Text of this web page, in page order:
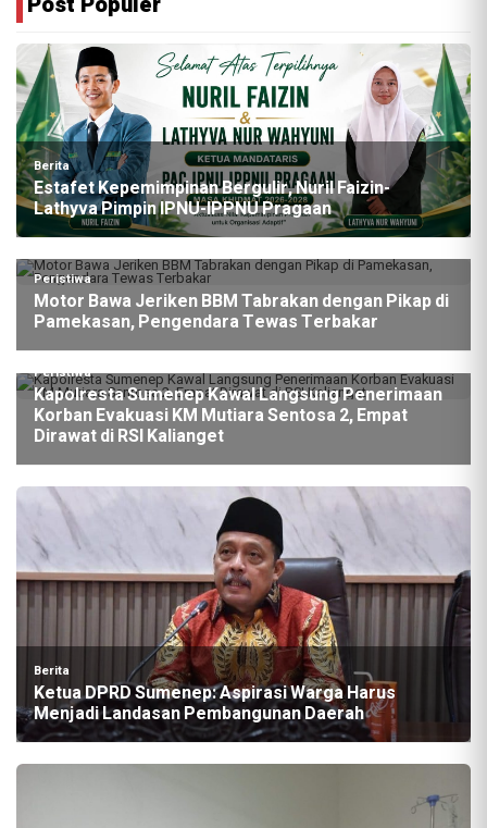
Berita
Estafet Kepemimpinan Bergulir, Nuril Faizin-
Lathyva Pimpin IPNU-IPPNU Pragaan
Peristiwa
Motor Bawa Jeriken BBM Tabrakan dengan Pikap di
Pamekasan, Pengendara Tewas Terbakar
Peristiwa
Kapolresta Sumenep Kawal Langsung Penerimaan
Korban Evakuasi KM Mutiara Sentosa 2, Empat
Dirawat di RSI Kalianget
Berita
Ketua DPRD Sumenep: Aspirasi Warga Harus
Menjadi Landasan Pembangunan Daerah